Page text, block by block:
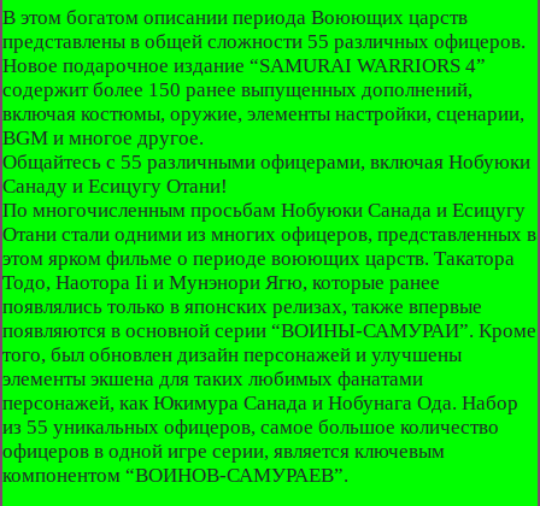
В этом богатом описании периода Воюющих царств
представлены в общей сложности 55 различных офицеров.
Новое подарочное издание “SAMURAI WARRIORS 4”
содержит более 150 ранее выпущенных дополнений,
включая костюмы, оружие, элементы настройки, сценарии,
BGM и многое другое.
Общайтесь с 55 различными офицерами, включая Нобуюки
Санаду и Есицугу Отани!
По многочисленным просьбам Нобуюки Санада и Есицугу
Отани стали одними из многих офицеров, представленных в
этом ярком фильме о периоде воюющих царств. Такатора
Тодо, Наотора Ii и Мунэнори Ягю, которые ранее
появлялись только в японских релизах, также впервые
появляются в основной серии “ВОИНЫ-САМУРАИ”. Кроме
того, был обновлен дизайн персонажей и улучшены
элементы экшена для таких любимых фанатами
персонажей, как Юкимура Санада и Нобунага Ода. Набор
из 55 уникальных офицеров, самое большое количество
офицеров в одной игре серии, является ключевым
компонентом “ВОИНОВ-САМУРАЕВ”.